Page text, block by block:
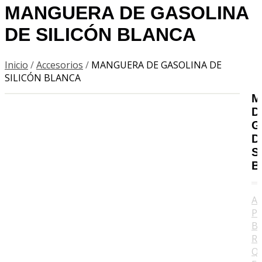
MANGUERA DE GASOLINA
DE SILICÓN BLANCA
Inicio /Accesorios / MANGUERA DE GASOLINA DE
SILICÓN BLANCA